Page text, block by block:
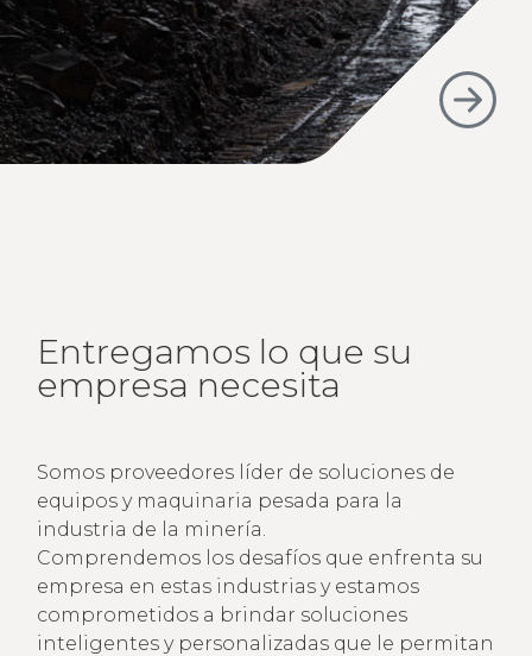
Entregamos lo que su
empresa necesita
Somos proveedores líder de soluciones de
equipos y maquinaria pesada para la
industria de la minería.
Comprendemos los desafíos que enfrenta su
empresa en estas industrias y estamos
comprometidos a brindar soluciones
inteligentes y personalizadas que le permitan